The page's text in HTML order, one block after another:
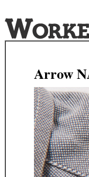
Arrow